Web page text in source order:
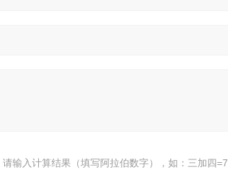
请输入计算结果（填写阿拉伯数字），如：三加四=7